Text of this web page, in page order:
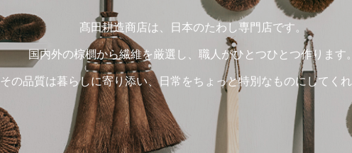
髙田耕造商店は、日本のたわし専門店です。
国内外の棕櫚から繊維を厳選し、職人がひとつひとつ作ります
その品質は暮らしに寄り添い、日常をちょっと特別なものにしてく